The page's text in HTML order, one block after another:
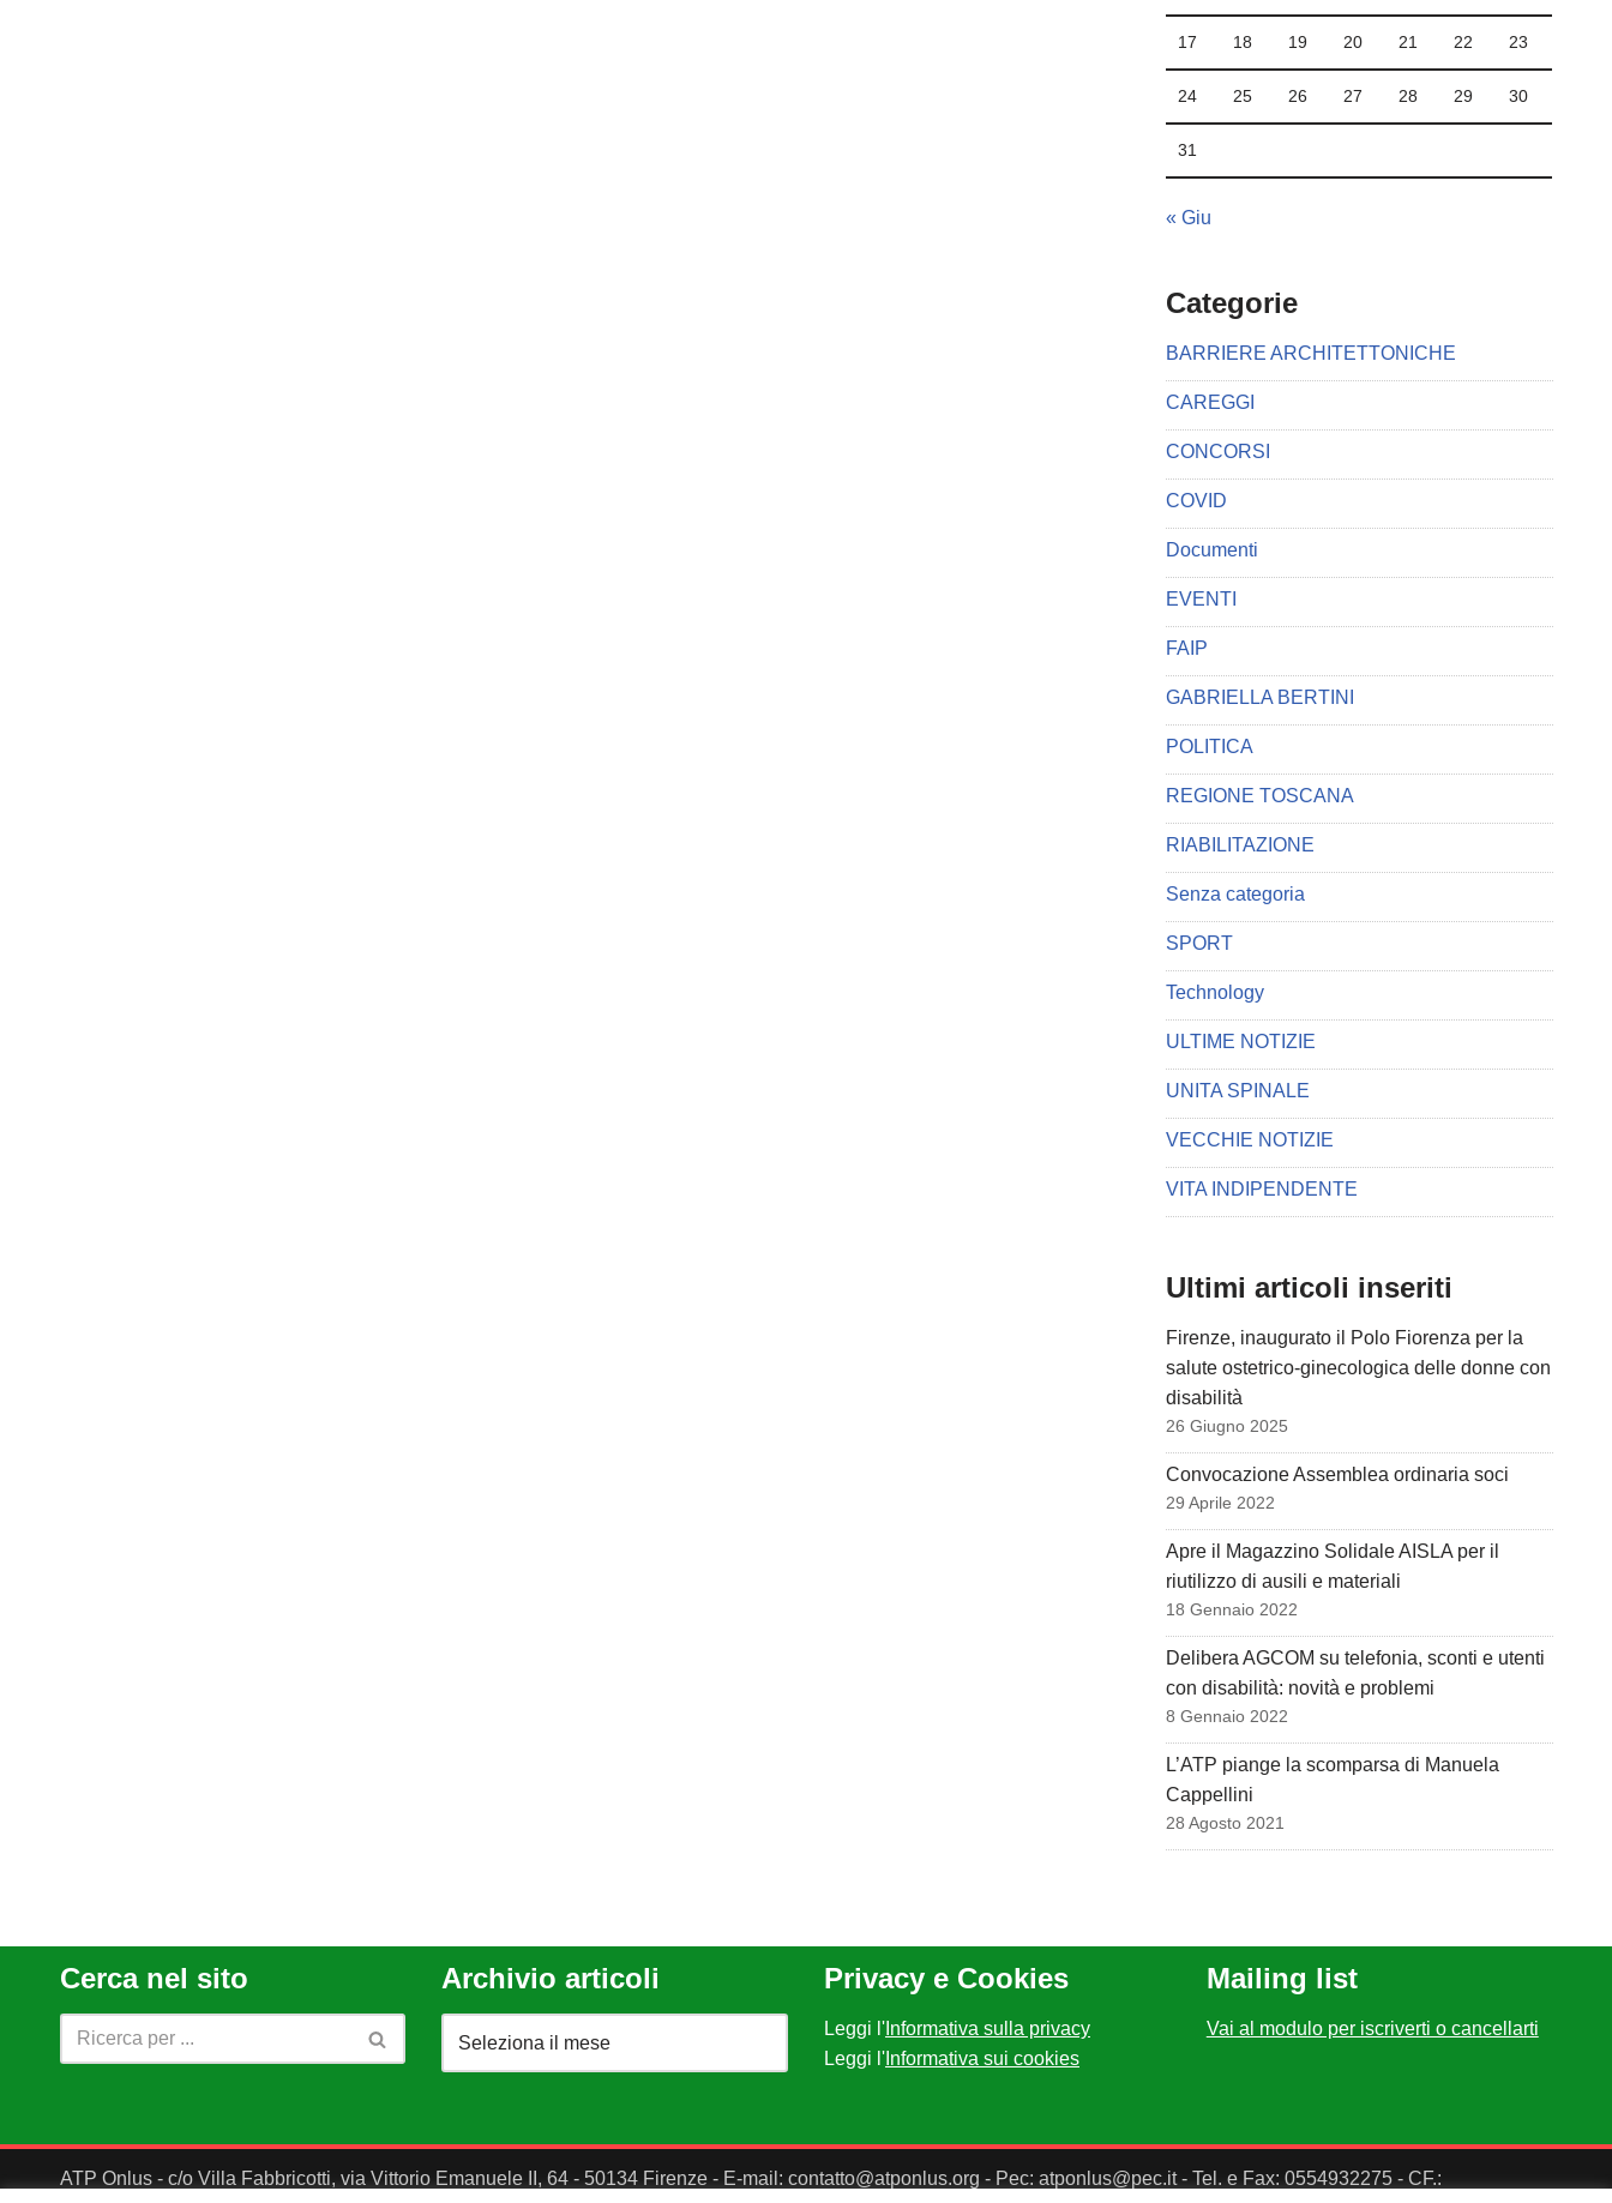
17 18 19 20 21 22 23
24 25 26 27 28 29 30
31
« Giu
Categorie
BARRIERE ARCHITETTONICHE
CAREGGI
CONCORSI
COVID
Documenti
EVENTI
FAIP
GABRIELLA BERTINI
POLITICA
REGIONE TOSCANA
RIABILITAZIONE
Senza categoria
SPORT
Technology
ULTIME NOTIZIE
UNITA SPINALE
VECCHIE NOTIZIE
VITA INDIPENDENTE
Ultimi articoli inseriti
Firenze, inaugurato il Polo Fiorenza per la
salute ostetrico-ginecologica delle donne con
disabilità
26 Giugno 2025
Convocazione Assemblea ordinaria soci
29 Aprile 2022
Apre il Magazzino Solidale AISLA per il
riutilizzo di ausili e materiali
18 Gennaio 2022
Delibera AGCOM su telefonia, sconti e utenti
con disabilità: novità e problemi
8 Gennaio 2022
L’ATP piange la scomparsa di Manuela
Cappellini
28 Agosto 2021
Cerca nel sito Archivio articoli Privacy e Cookies
Leggi l' Informativa sulla privacy
Leggi l' Informativa sui cookies
Mailing list
Vai al modulo per iscriverti o cancellarti
ATP Onlus - c/o Villa Fabbricotti, via Vittorio Emanuele II, 64 - 50134 Firenze - E-mail: contatto@atponlus.org - Pec: atponlus@pec.it - Tel. e Fax: 0554932275 - CF.: